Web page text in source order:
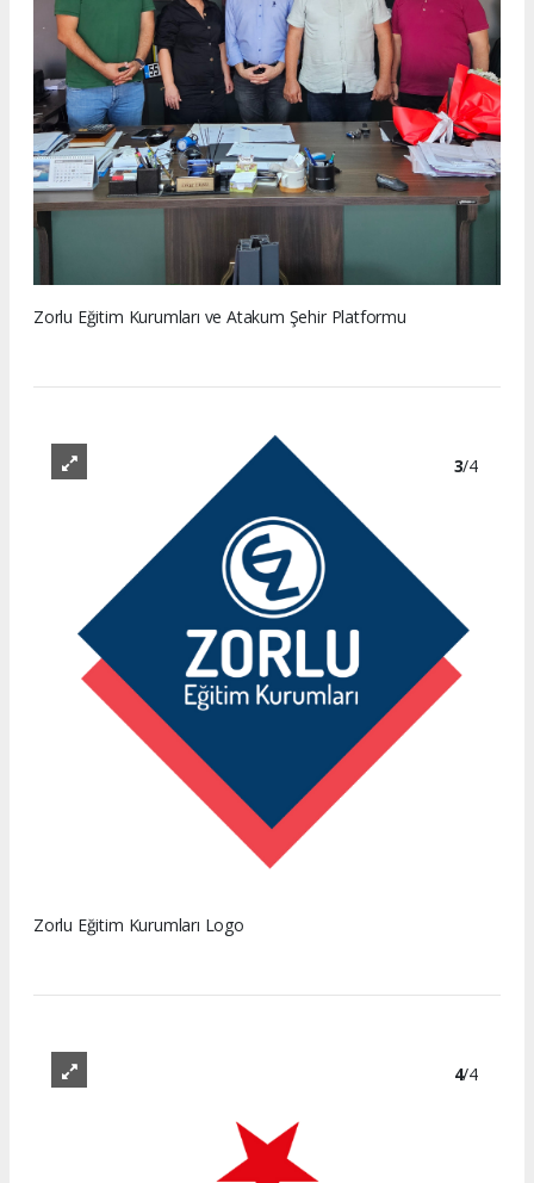
Zorlu Eğitim Kurumları ve Atakum Şehir Platformu
3/4
Zorlu Eğitim Kurumları Logo
4/4